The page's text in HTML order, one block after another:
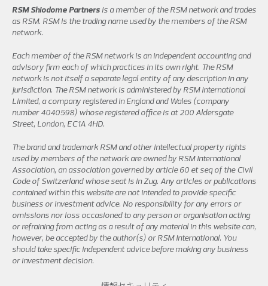
RSM Shiodome Partners is a member of the RSM network and trades
as RSM. RSM is the trading name used by the members of the RSM
network.
Each member of the RSM network is an independent accounting and
advisory firm each of which practices in its own right. The RSM
network is not itself a separate legal entity of any description in any
jurisdiction. The RSM network is administered by RSM International
Limited, a company registered in England and Wales (company
number 4040598) whose registered office is at 200 Aldersgate
Street, London, EC1A 4HD.
The brand and trademark RSM and other intellectual property rights
used by members of the network are owned by RSM International
Association, an association governed by article 60 et seq of the Civil
Code of Switzerland whose seat is in Zug. Any articles or publications
contained within this website are not intended to provide specific
business or investment advice. No responsibility for any errors or
omissions nor loss occasioned to any person or organisation acting
or refraining from acting as a result of any material in this website can,
however, be accepted by the author(s) or RSM International. You
should take specific independent advice before making any business
or investment decision.